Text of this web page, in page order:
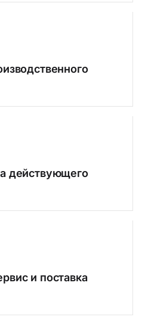
действующего
и поставка